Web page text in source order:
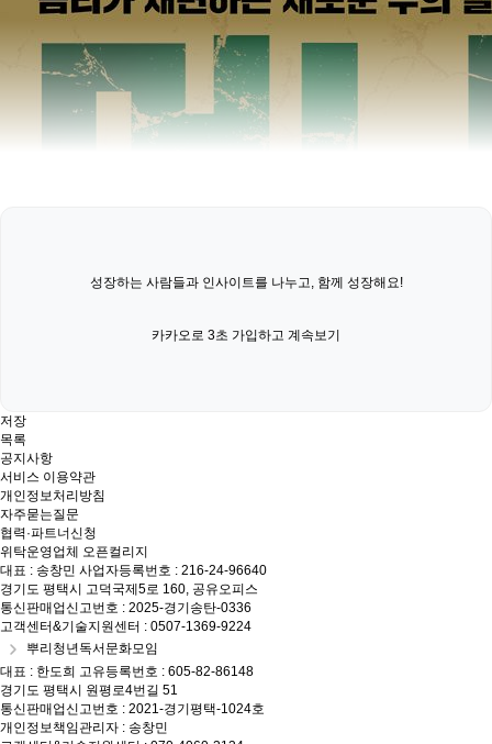
성장하는 사람들과 인사이트를 나누고, 함께 성장해요!
카카오로 3초 가입하고 계속보기
저장
목록
공지사항
서비스 이용약관
개인정보처리방침
자주묻는질문
협력·파트너신청
위탁운영업체 오픈컬리지
대표 : 송창민 사업자등록번호 : 216-24-96640
경기도 평택시 고덕국제5로 160, 공유오피스
통신판매업신고번호 : 2025-경기송탄-0336
고객센터&기술지원센터 : 0507-1369-9224
뿌리청년독서문화모임
대표 : 한도희 고유등록번호 : 605-82-86148
경기도 평택시 원평로4번길 51
통신판매업신고번호 : 2021-경기평택-1024호
개인정보책임관리자 : 송창민